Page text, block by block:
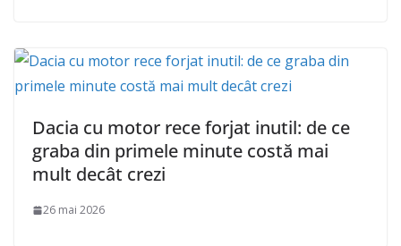
Dacia cu motor rece forjat inutil: de ce
graba din primele minute costă mai
mult decât crezi
26 mai 2026